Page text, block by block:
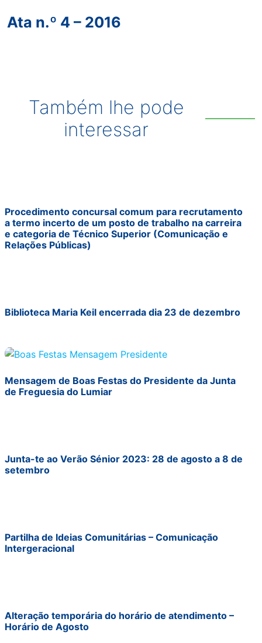
Ata n.º 4 – 2016
Também lhe pode
interessar
Procedimento concursal comum para recrutamento
a termo incerto de um posto de trabalho na carreira
e categoria de Técnico Superior (Comunicação e
Relações Públicas)
Biblioteca Maria Keil encerrada dia 23 de dezembro
Mensagem de Boas Festas do Presidente da Junta
de Freguesia do Lumiar
Junta-te ao Verão Sénior 2023: 28 de agosto a 8 de
setembro
Partilha de Ideias Comunitárias – Comunicação
Intergeracional
Alteração temporária do horário de atendimento –
Horário de Agosto